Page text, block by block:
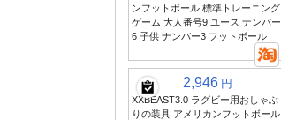
ンフットボール 標準トレーニング
ゲーム 大人番号9 ユース ナンバー
6 子供 ナンバー3 フットボール
2,946 円
XXBEAST3.0 ラグビー用おしゃぶ
りの装具 アメリカンフットボール